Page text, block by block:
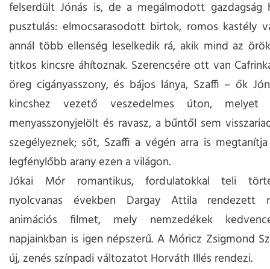
felserdült Jónás is, de a megálmodott gazdagság
pusztulás: elmocsarasodott birtok, romos kastély
annál több ellenség leselkedik rá, akik mind az
titkos kincsre áhítoznak. Szerencsére ott van
öreg cigányasszony, és bájos lánya, Szaffi – ők
kincshez vezető veszedelmes úton,
menyasszonyjelölt és ravasz, a bűntől sem
szegélyeznek; sőt, Szaffi a végén arra is
legfénylőbb arany ezen a világon.
Jókai Mór romantikus, fordulatokkal teli
nyolcvanas években Dargay Attila rendezett
animációs filmet, mely nemzedékek
napjainkban is igen népszerű. A Móricz Zsigmond
új, zenés színpadi változatot Horváth Illés rendezi.